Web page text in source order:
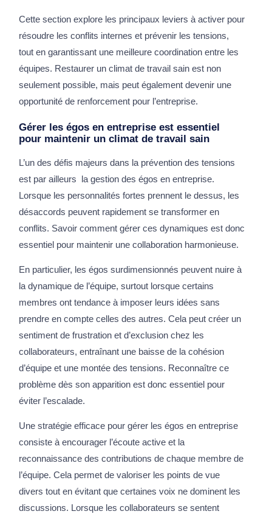
Cette section explore les principaux leviers à activer pour
résoudre les conflits internes et prévenir les tensions,
tout en garantissant une meilleure coordination entre les
équipes. Restaurer un climat de travail sain est non
seulement possible, mais peut également devenir une
opportunité de renforcement pour l’entreprise.
Gérer les égos en entreprise est essentiel
pour maintenir un climat de travail sain
L’un des défis majeurs dans la prévention des tensions
est par ailleurs la gestion des égos en entreprise.
Lorsque les personnalités fortes prennent le dessus, les
désaccords peuvent rapidement se transformer en
conflits. Savoir comment gérer ces dynamiques est donc
essentiel pour maintenir une collaboration harmonieuse.
En particulier, les égos surdimensionnés peuvent nuire à
la dynamique de l’équipe, surtout lorsque certains
membres ont tendance à imposer leurs idées sans
prendre en compte celles des autres. Cela peut créer un
sentiment de frustration et d’exclusion chez les
collaborateurs, entraînant une baisse de la cohésion
d’équipe et une montée des tensions. Reconnaître ce
problème dès son apparition est donc essentiel pour
éviter l’escalade.
Une stratégie efficace pour gérer les égos en entreprise
consiste à encourager l’écoute active et la
reconnaissance des contributions de chaque membre de
l’équipe. Cela permet de valoriser les points de vue
divers tout en évitant que certaines voix ne dominent les
discussions. Lorsque les collaborateurs se sentent